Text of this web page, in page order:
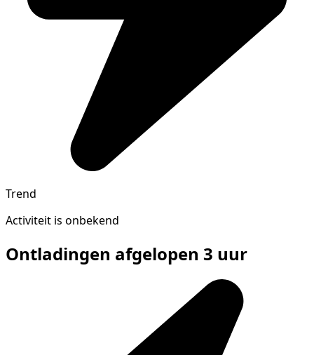
Trend
Activiteit is onbekend
Ontladingen afgelopen 3 uur